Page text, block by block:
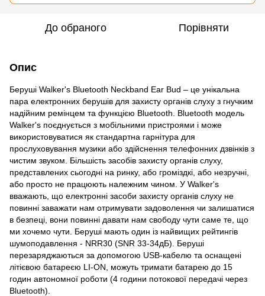
До обраного Порівняти
Опис
Беруші Walker's Bluetooth Neckband Ear Bud – це унікальна
пара електронних берушів для захисту органів слуху з гнучким
надійним ремінцем та функцією Bluetooth. Bluetooth модель
Walker's поєднується з мобільними пристроями і може
використовуватися як стандартна гарнітура для
прослуховування музики або здійснення телефонних дзвінків з
чистим звуком. Більшість засобів захисту органів слуху,
представлених сьогодні на ринку, або громіздкі, або незручні,
або просто не працюють належним чином. У Walker's
вважають, що електронні засоби захисту органів слуху не
повинні заважати нам отримувати задоволення чи залишатися
в безпеці, вони повинні давати нам свободу чути саме те, що
ми хочемо чути. Беруші мають один із найвищих рейтингів
шумоподавлення - NRR30 (SNR 33-34дБ). Беруші
перезаряджаються за допомогою USB-кабелю та оснащені
літієвою батареєю LI-ON, можуть тримати батарею до 15
годин автономної роботи (4 години потокової передачі через
Bluetooth).